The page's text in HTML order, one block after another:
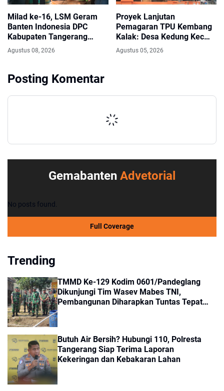
Milad ke-16, LSM Geram
Banten Indonesia DPC
Kabupaten Tangerang
Perkuat Silaturahmi dan
Solidaritas
Agustus 08, 2026
Proyek Lanjutan
Pemagaran TPU Kembang
Kalak: Desa Kedung Kec
Gunung Kaler, Dari Aspirasi
Dewan PKS Mendapat
Agustus 05, 2026
Posting Komentar
Gemabanten Advetorial
No posts found.
Full Coverage
Trending
TMMD Ke-129 Kodim 0601/Pandeglang
Dikunjungi Tim Wasev Mabes TNI,
Pembangunan Diharapkan Tuntas Tepat
Butuh Air Bersih? Hubungi 110, Polresta
Tangerang Siap Terima Laporan
Kekeringan dan Kebakaran Lahan